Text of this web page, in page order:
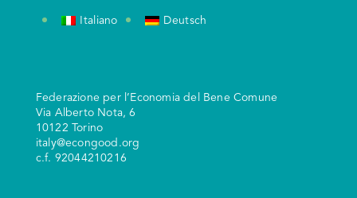
Italiano Deutsch
Federazione per l’Economia del Bene Comune
Via Alberto Nota, 6
10122 Torino
italy@econgood.org
c.f. 92044210216